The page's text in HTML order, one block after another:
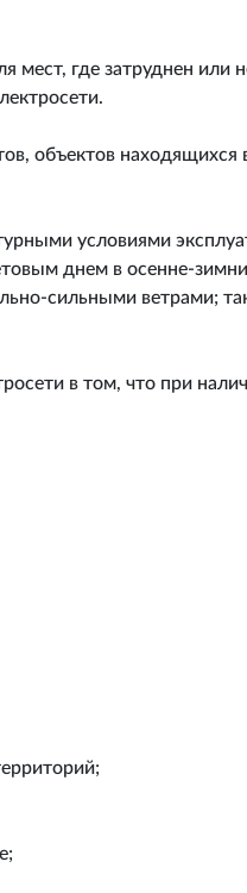
мест, где затруднен или
объектов находящихся
условиями
днем в осенне-
сильными ветрами;
в том, что при